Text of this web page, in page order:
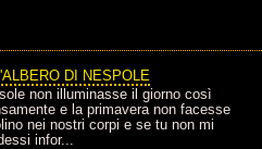
DI NESPOLE
non illuminasse il giorno così
e la primavera non facesse
nei nostri corpi e se tu non mi
infor...